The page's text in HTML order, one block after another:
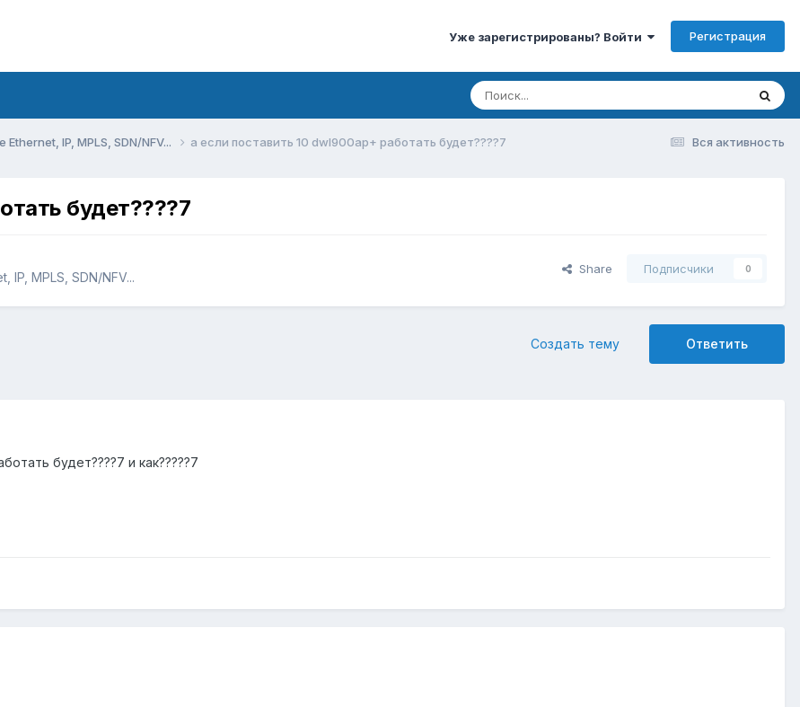
Уже зарегистрированы? Войти Регистрация
Вся активность
IP, MPLS, SDN/NFV... а если поставить 10 dwl900ap+ работать будет????7
будет????7
MPLS, SDN/NFV...
Share Подписчики 0
Ответить
Создать тему
будет????7 и как?????7